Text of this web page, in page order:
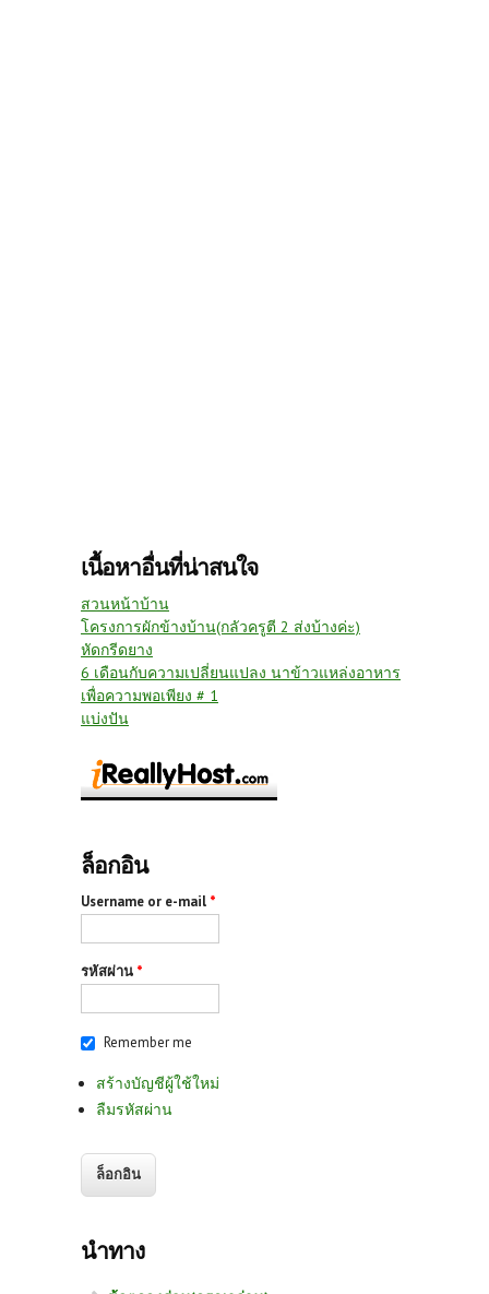
เนื้อหาอื่นที่น่าสนใจ
สวนหน้าบ้าน
โครงการผักข้างบ้าน(กลัวครูตี 2 ส่งบ้างค่ะ)
หัดกรีดยาง
6 เดือนกับความเปลี่ยนแปลง นาข้าวแหล่งอาหาร
เพื่อความพอเพียง # 1
แบ่งปัน
ล็อกอิน
Username or e-mail *
รหัสผ่าน *
Remember me
สร้างบัญชีผู้ใช้ใหม่
ลืมรหัสผ่าน
นำทาง